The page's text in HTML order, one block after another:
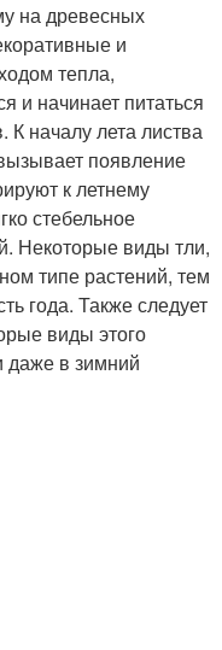
на древесных
и
тепла,
и начинает питаться
началу лета листва
появление
к летнему
стебельное
Некоторые виды тли,
типе растений, тем
года. Также следует
виды этого
даже в зимний